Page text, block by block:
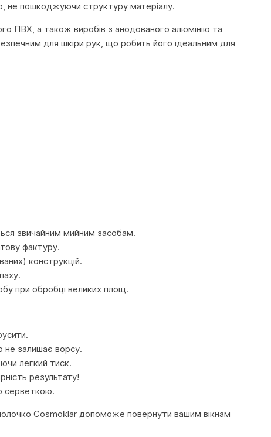
не пошкоджуючи структуру матеріалу.
ПВХ, а також виробів з анодованого алюмінію та
для шкіри рук, що робить його ідеальним для
звичайним мийним засобам.
фактуру.
конструкцій.
при обробці великих площ.
не залишає ворсу.
легкий тиск.
результату!
серветкою.
Cosmoklar допоможе повернути вашим вікнам